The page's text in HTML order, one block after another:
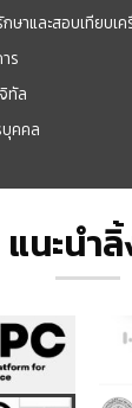
ษาและสอบเทียบเ
ร
ทัล
คคล
แนะนำ